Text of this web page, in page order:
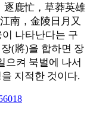
逐鹿忙，草莽英雄
南，金陵日月又
나타난다는 구
(將)을 합하면 장
으켜 북벌에 나서
지적한 것이다.